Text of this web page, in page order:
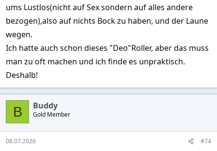
ums Lustlos(nicht auf Sex sondern auf alles andere
bezogen),also auf nichts Bock zu haben, und der Laune
wegen.
Ich hatte auch schon dieses "Deo"Roller, aber das muss
man zu oft machen und ich finde es unpraktisch.
Deshalb!
B Buddy
Gold Member
08.07.2026 #74